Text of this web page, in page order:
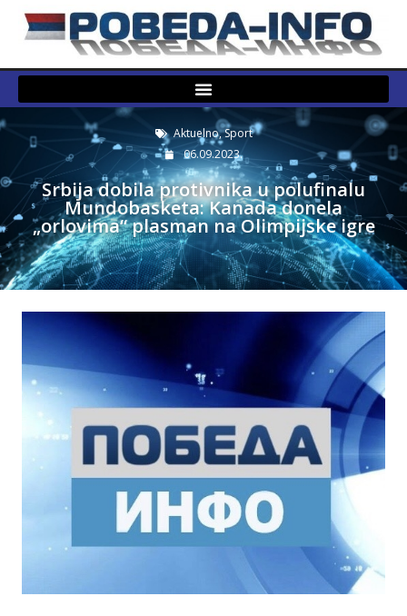
Aktuelno,Sport
06.09.2023.
Srbija dobila protivnika u polufinalu
Mundobasketa: Kanada donela
„orlovima“ plasman na Olimpijske igre